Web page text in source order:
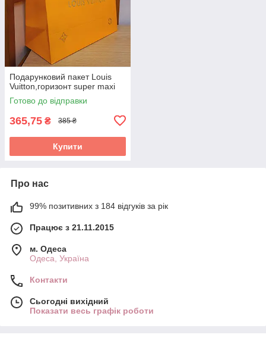
Подарунковий пакет Louis
Vuitton,горизонт super maxi
Готово до відправки
365,75 ₴ 385 ₴
Купити
Про нас
99% позитивних з 184 відгуків за рік
Працює з 21.11.2015
м. Одеса
Одеса, Україна
Контакти
Сьогодні вихідний
Показати весь графік роботи